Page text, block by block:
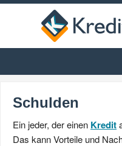
Schulden
Ein jeder, der einen Kredit
Das kann Vorteile und